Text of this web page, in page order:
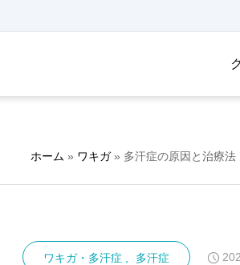
ホーム » ワキガ» 多汗症の原因と治療
ワキガ・多汗症 多汗症